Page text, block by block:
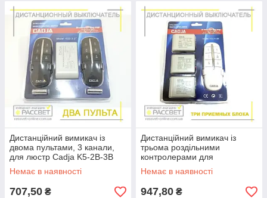
Дистанційний вимикач із
двома пультами, 3 канали,
для люстр Cadja K5-2B-3B
Немає в наявності
707,50 ₴
Дистанційний вимикач із
трьома роздільними
контролерами для
світильників Cadja K5C-1-3W
білий
Немає в наявності
947,80 ₴